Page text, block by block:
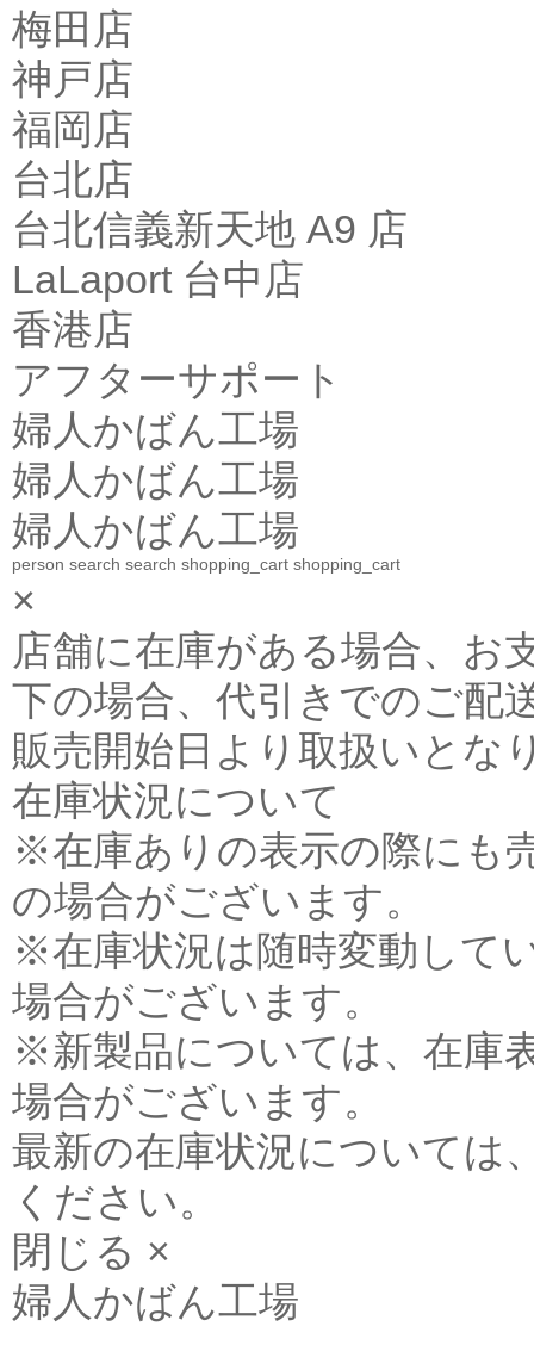
梅田店
神戸店
福岡店
台北店
台北信義新天地 A9 店
LaLaport 台中店
香港店
アフターサポート
婦人かばん工場
婦人かばん工場
婦人かばん工場
person search search shopping_cart shopping_cart
×
店舗に在庫がある場合、お
下の場合、代引きでのご配
販売開始日より取扱いとな
在庫状況について
※在庫ありの表示の際にも
の場合がございます。
※在庫状況は随時変動して
場合がございます。
※新製品については、在庫
場合がございます。
最新の在庫状況については
ください。
閉じる ×
婦人かばん工場